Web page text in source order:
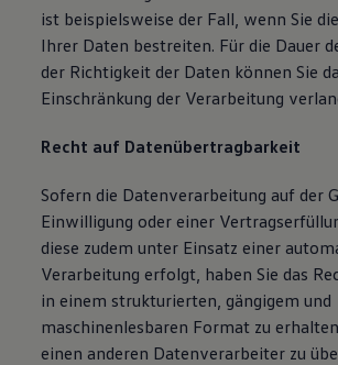
ist beispielsweise der Fall, wenn Sie
Ihrer Daten bestreiten. Für die Dauer
der Richtigkeit der Daten können Sie
Einschränkung der Verarbeitung
Recht auf Datenübertragbarkeit
Sofern die Datenverarbeitung auf der
Einwilligung oder einer
diese zudem unter Einsatz einer
Verarbeitung erfolgt, haben Sie das
in einem strukturierten, gängigem und
maschinenlesbaren Format zu
einen anderen Datenverarbeiter zu